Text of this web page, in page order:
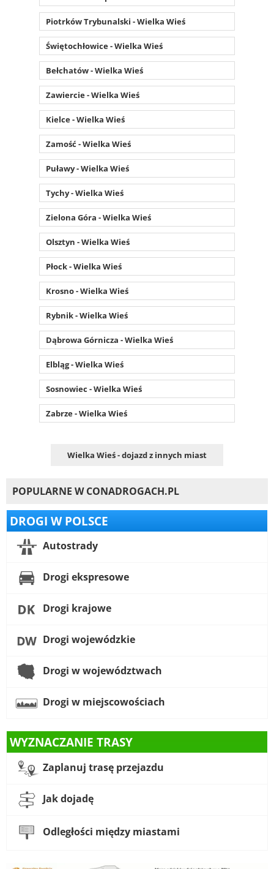
Piotrków Trybunalski - Wielka Wieś
Świętochłowice - Wielka Wieś
Bełchatów - Wielka Wieś
Zawiercie - Wielka Wieś
Kielce - Wielka Wieś
Zamość - Wielka Wieś
Puławy - Wielka Wieś
Tychy - Wielka Wieś
Zielona Góra - Wielka Wieś
Olsztyn - Wielka Wieś
Płock - Wielka Wieś
Krosno - Wielka Wieś
Rybnik - Wielka Wieś
Dąbrowa Górnicza - Wielka Wieś
Elbląg - Wielka Wieś
Sosnowiec - Wielka Wieś
Zabrze - Wielka Wieś
Wielka Wieś - dojazd z innych miast
POPULARNE W CONADROGACH.PL
DROGI W POLSCE
Autostrady
Drogi ekspresowe
Drogi krajowe
Drogi wojewódzkie
Drogi w województwach
Drogi w miejscowościach
WYZNACZANIE TRASY
Zaplanuj trasę przejazdu
Jak dojadę
Odległości między miastami